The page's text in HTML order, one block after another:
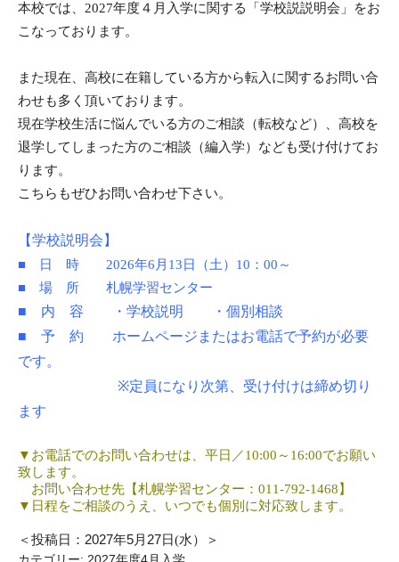
本校では、 2027年度４月入学に関する「学校説説明会」をお
こなっております。
また現在、高校に在籍している方から転入に関するお問い合
わせも多く頂いております。
現在学校生活に悩んでいる方のご相談（転校など）、高校を
退学してしまった方のご相談（編入学）なども受け付けてお
ります。
こちらもぜひお問い合わせ下さい。
【学校説明会】
■ 日 時 2026年6月13日（土）10：00～
■ 場 所 札幌学習センター
■ 内 容 ・学校説明 ・個別相談
■ 予 約 ホームページまたはお電話で予約が必要
です。
※定員になり次第、受け付けは締め切り
ます
▼ お電話でのお問い合わせは、平日／10:00 ～ 16:00でお願い
致します。
お問い合わせ先【札幌学習センター： 011-792-1468 】
▼ 日程をご相談のうえ、いつでも個別に対応致します。
＜投稿日： 2027年5月 27日(水）＞